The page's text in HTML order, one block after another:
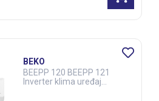
BEKO
BEEPP 120 BEEPP 121
Inverter klima uređaj